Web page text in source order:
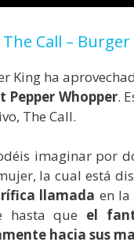
The Call – Burger
King ha
Pepper Whopper.
The Call.
imaginar por
la cual está
llamada en la
hasta que el
hacia sus